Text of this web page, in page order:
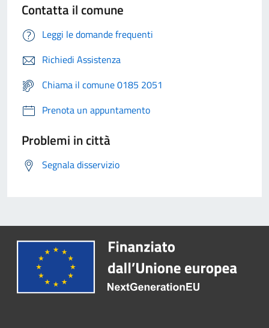
Contatta il comune
Leggi le domande frequenti
Richiedi Assistenza
Chiama il comune 0185 2051
Prenota un appuntamento
Problemi in città
Segnala disservizio